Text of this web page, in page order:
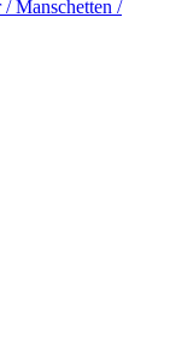
Manschetten /